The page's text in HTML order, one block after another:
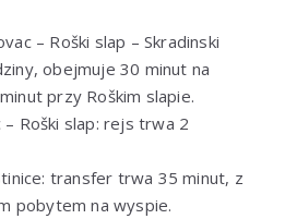
– Roški slap – Skradinski
obejmuje 30 minut na
przy Roškim slapie.
– Roški slap: rejs trwa 2
transfer trwa 35 minut, z
pobytem na wyspie.